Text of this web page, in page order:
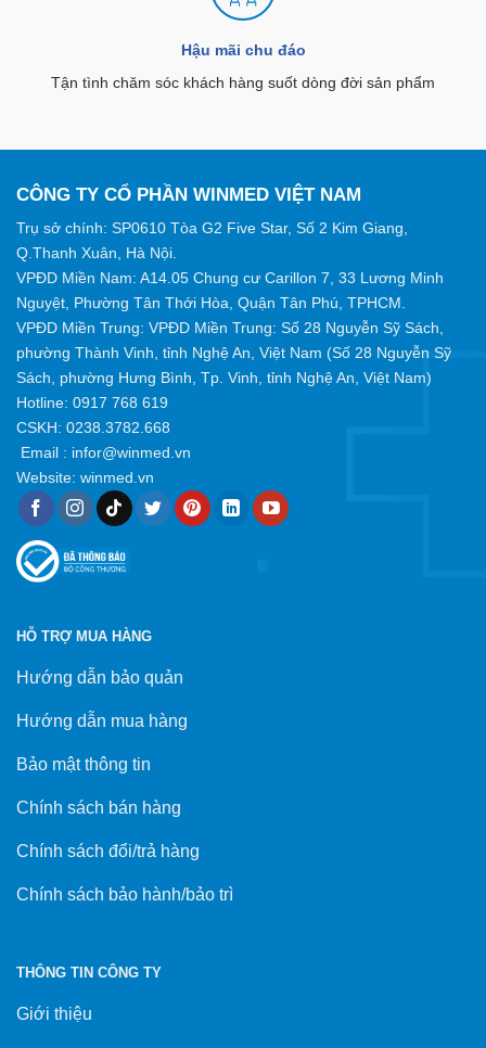
Hậu mãi chu đáo
Tận tình chăm sóc khách hàng suốt dòng đời sản phẩm
CÔNG TY CỔ PHẦN WINMED VIỆT NAM
Trụ sở chính: SP0610 Tòa G2 Five Star, Số 2 Kim Giang,
Q.Thanh Xuân, Hà Nội.
VPĐD Miền Nam: A14.05 Chung cư Carillon 7, 33 Lương Minh
Nguyệt, Phường Tân Thới Hòa, Quận Tân Phú, TPHCM.
VPĐD Miền Trung: VPĐD Miền Trung: Số 28 Nguyễn Sỹ Sách,
phường Thành Vinh, tỉnh Nghệ An, Việt Nam (Số 28 Nguyễn Sỹ
Sách, phường Hưng Bình, Tp. Vinh, tỉnh Nghệ An, Việt Nam)
Hotline: 0917 768 619
CSKH: 0238.3782.668
Email : infor@winmed.vn
Website: winmed.vn
HỖ TRỢ MUA HÀNG
Hướng dẫn bảo quản
Hướng dẫn mua hàng
Bảo mật thông tin
Chính sách bán hàng
Chính sách đổi/trả hàng
Chính sách bảo hành/bảo trì
THÔNG TIN CÔNG TY
Giới thiệu